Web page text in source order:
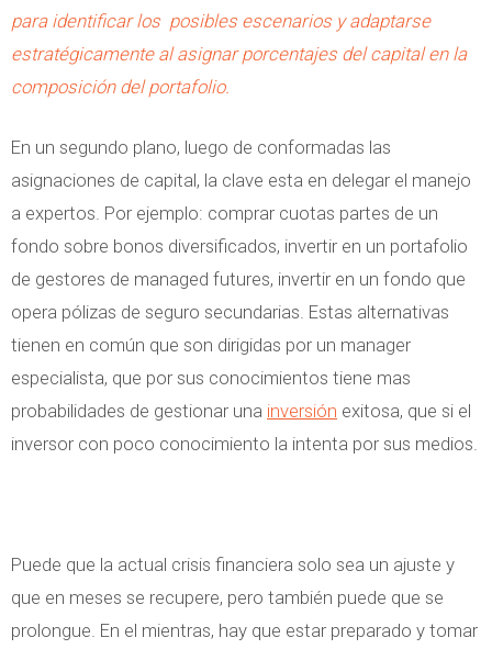
para identificar los posibles escenarios y adaptarse
estratégicamente al asignar porcentajes del capital en la
composición del portafolio.
En un segundo plano, luego de conformadas las
asignaciones de capital, la clave esta en delegar el manejo
a expertos. Por ejemplo: comprar cuotas partes de un
fondo sobre bonos diversificados, invertir en un portafolio
de gestores de managed futures, invertir en un fondo que
opera pólizas de seguro secundarias. Estas alternativas
tienen en común que son dirigidas por un manager
especialista, que por sus conocimientos tiene mas
probabilidades de gestionar una inversión exitosa, que si el
inversor con poco conocimiento la intenta por sus medios.
Puede que la actual crisis financiera solo sea un ajuste y
que en meses se recupere, pero también puede que se
prolongue. En el mientras, hay que estar preparado y tomar